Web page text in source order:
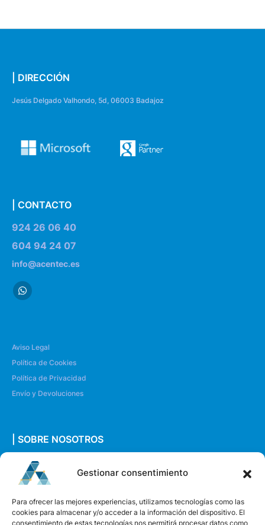
Gestionar consentimiento
Para ofrecer las mejores experiencias, utilizamos tecnologías como las
cookies para almacenar y/o acceder a la información del dispositivo. El
consentimiento de estas tecnologías nos permitirá procesar datos como
| DIRECCIÓN
Jesús Delgado Valhondo, 5d, 06003 Badajoz
| CONTACTO
924 26 06 40
604 94 24 07
info@acentec.es
Aviso Legal
Política de Cookies
Política de Privacidad
Envío y Devoluciones
| SOBRE NOSOTROS
Quiénes somos
Envíanos un mensaje